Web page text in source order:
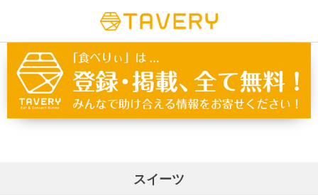
スイーツ